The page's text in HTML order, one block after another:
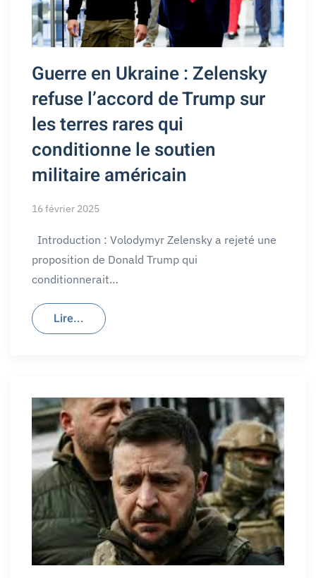
Guerre en Ukraine : Zelensky
refuse l’accord de Trump sur
les terres rares qui
conditionne le soutien
militaire américain
16 février 2025
Introduction : Volodymyr Zelensky a rejeté une
proposition de Donald Trump qui
conditionnerait…
Lire...